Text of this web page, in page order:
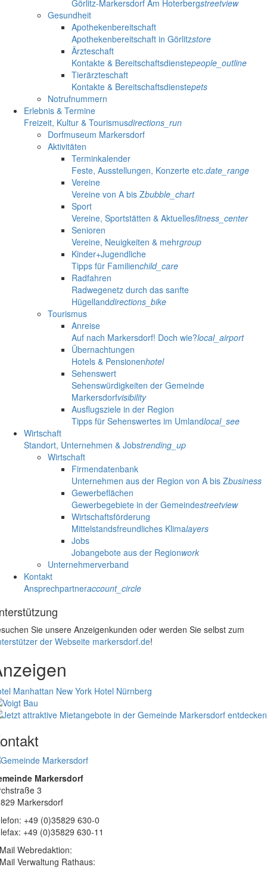
Görlitz-Markersdorf Am Hoterbergstreetview
Gesundheit
Apothekenbereitschaft
Apothekenbereitschaft in Görlitzstore
Ärzteschaft
Kontakte & Bereitschaftsdienstepeople_outline
Tierärzteschaft
Kontakte & Bereitschaftsdienstepets
Notrufnummern
Erlebnis & Termine
Freizeit, Kultur & Tourismusdirections_run
Dorfmuseum Markersdorf
Aktivitäten
Terminkalender
Feste, Ausstellungen, Konzerte etc.date_range
Vereine
Vereine von A bis Zbubble_chart
Sport
Vereine, Sportstätten & Aktuellesfitness_center
Senioren
Vereine, Neuigkeiten & mehrgroup
Kinder+Jugendliche
Tipps für Familienchild_care
Radfahren
Radwegenetz durch das sanfte
Hügellanddirections_bike
Tourismus
Anreise
Auf nach Markersdorf! Doch wie?local_airport
Übernachtungen
Hotels & Pensionenhotel
Sehenswert
Sehenswürdigkeiten der Gemeinde
Markersdorfvisibility
Ausflugsziele in der Region
Tipps für Sehenswertes im Umlandlocal_see
Wirtschaft
Standort, Unternehmen & Jobstrending_up
Wirtschaft
Firmendatenbank
Unternehmen aus der Region von A bis Zbusiness
Gewerbeflächen
Gewerbegebiete in der Gemeindestreetview
Wirtschaftsförderung
Mittelstandsfreundliches Klimalayers
Jobs
Jobangebote aus der Regionwork
Unternehmerverband
Kontakt
Ansprechpartneraccount_circle
Sie unsere Anzeigenkunden oder werden Sie selbst zum
der Webseite markersdorf.de!
Manhattan New York Hotel Nürnberg
Markersdorf
3
Markersdorf
+49 (0)35829 630-0
+49 (0)35829 630-11
Webredaktion:
Verwaltung Rathaus: